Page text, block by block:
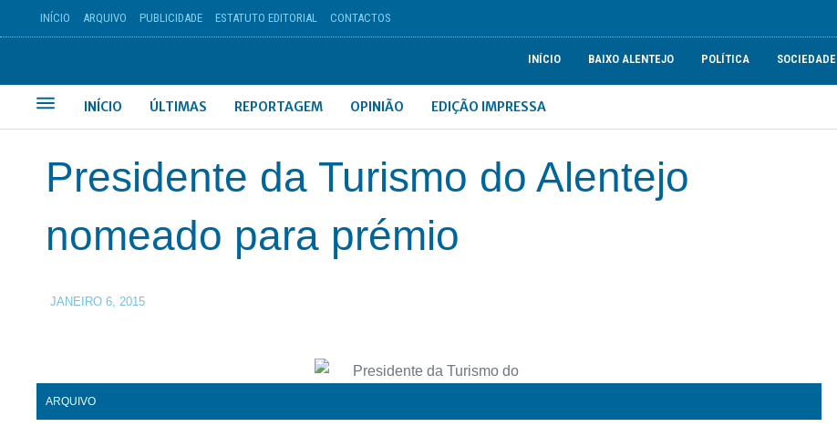
INÍCIO ARQUIVO PUBLICIDADE ESTATUTO EDITORIAL CONTACTOS
INÍCIO BAIXO ALENTEJO POLÍTICA SOCIEDADE
INÍCIO ÚLTIMAS REPORTAGEM OPINIÃO EDIÇÃO IMPRESSA
Presidente da Turismo do Alentejo
nomeado para prémio
JANEIRO 6, 2015
ARQUIVO